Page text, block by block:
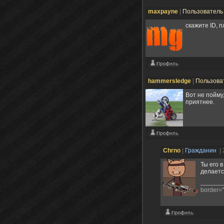
maxpayne
Пользователь
скажите ID,
hammersledge
Вот не
приятнее.
Chrno Гражданин
Ты его